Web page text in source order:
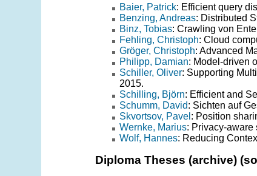
Baier, Patrick: Efficient query
Benzing, Andreas: Distributed
Binz, Tobias: Crawling von
Fehling, Christoph: Cloud
Gröger, Christoph: Advanced
Philipp, Damian: Model-driven
Schiller, Oliver: Supporting
2015.
Schilling, Björn: Efficient and
Schumm, David: Sichten auf
Skvortsov, Pavel : Position
Wernke, Marius: Privacy-aware
Wolf, Hannes: Reducing
Diploma Theses (archive)